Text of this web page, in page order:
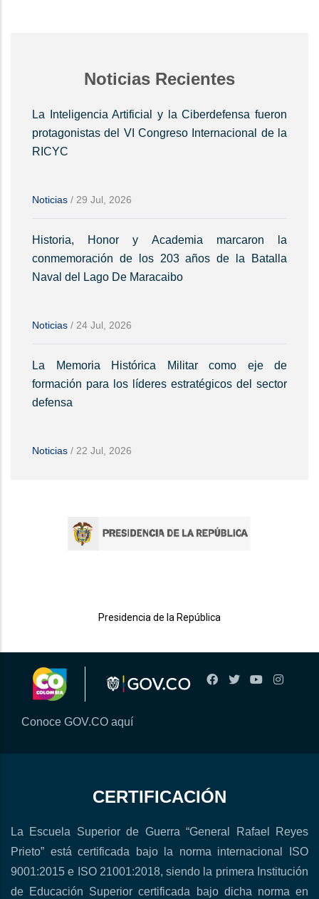
Noticias Recientes
La Inteligencia Artificial y la Ciberdefensa fueron
protagonistas del VI Congreso Internacional de la
RICYC
Noticias / 29 Jul, 2026
Historia, Honor y Academia marcaron la
conmemoración de los 203 años de la Batalla
Naval del Lago De Maracaibo
Noticias / 24 Jul, 2026
La Memoria Histórica Militar como eje de
formación para los líderes estratégicos del sector
defensa
Noticias / 22 Jul, 2026
Presidencia de la República
Conoce GOV.CO aquí
CERTIFICACIÓN
La Escuela Superior de Guerra “General Rafael Reyes
Prieto” está certificada bajo la norma internacional ISO
9001:2015 e ISO 21001:2018, siendo la primera Institución
de Educación Superior certificada bajo dicha norma en